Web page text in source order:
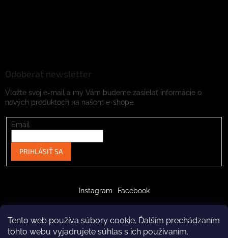
Tento web používa súbory cookie. Ďalším prechádzaním
tohto webu vyjadrujete súhlas s ich používaním.
Odoberať newsletter
Vložte svoj e-mail a my Vám budeme zasielať informácie o
nových produktoch na našom e-shope.
Email
PRIHLÁSIŤ SA
Instagram Facebook